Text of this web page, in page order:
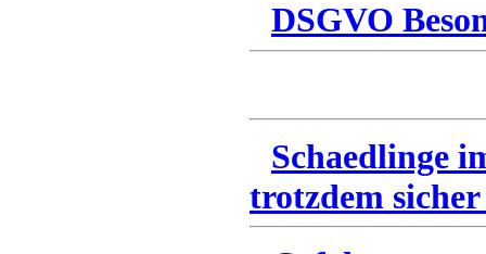
DSGVO
Schaedlinge
trotzdem